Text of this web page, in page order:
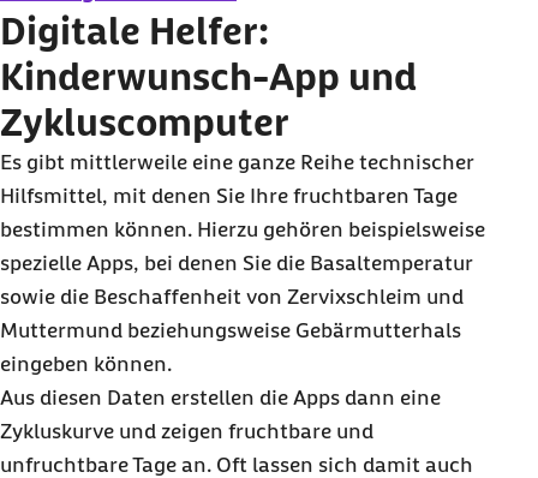
Digitale Helfer:
Kinderwunsch-App und
Zykluscomputer
Es gibt mittlerweile eine ganze Reihe technischer
Hilfsmittel, mit denen Sie Ihre fruchtbaren Tage
bestimmen können. Hierzu gehören beispielsweise
spezielle Apps, bei denen Sie die Basaltemperatur
sowie die Beschaffenheit von Zervixschleim und
Muttermund beziehungsweise Gebärmutterhals
eingeben können.
Aus diesen Daten erstellen die Apps dann eine
Zykluskurve und zeigen fruchtbare und
unfruchtbare Tage an. Oft lassen sich damit auch